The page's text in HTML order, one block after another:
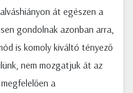
át egészen a
gondolnak azonban arra,
is komoly kiváltó tényező
nem mozgatjuk át az
a